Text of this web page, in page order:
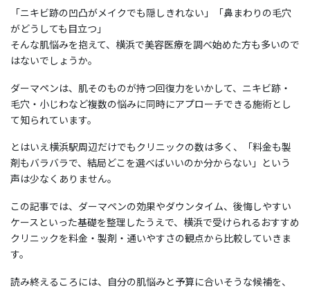
「ニキビ跡の凹凸がメイクでも隠しきれない」「鼻まわりの毛穴
がどうしても目立つ」
そんな肌悩みを抱えて、横浜で美容医療を調べ始めた方も多いので
はないでしょうか。
ダーマペンは、肌そのものが持つ回復力をいかして、ニキビ跡・
毛穴・小じわなど複数の悩みに同時にアプローチできる施術とし
て知られています。
とはいえ横浜駅周辺だけでもクリニックの数は多く、「料金も製
剤もバラバラで、結局どこを選べばいいのか分からない」という
声は少なくありません。
この記事では、ダーマペンの効果やダウンタイム、後悔しやすい
ケースといった基礎を整理したうえで、横浜で受けられるおすすめ
クリニックを料金・製剤・通いやすさの観点から比較していきま
す。
読み終えるころには、自分の肌悩みと予算に合いそうな候補を、